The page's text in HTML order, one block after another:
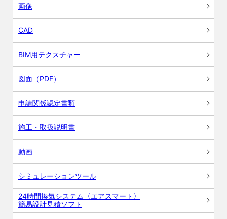
画像
CAD
BIM用テクスチャー
図面（PDF）
申請関係認定書類
施工・取扱説明書
動画
シミュレーションツール
24時間換気システム〈エアスマート〉
簡易設計見積ソフト